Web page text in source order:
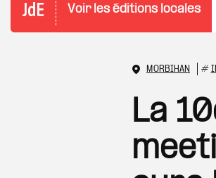
Voir les éditions locales
MORBIHAN #
La